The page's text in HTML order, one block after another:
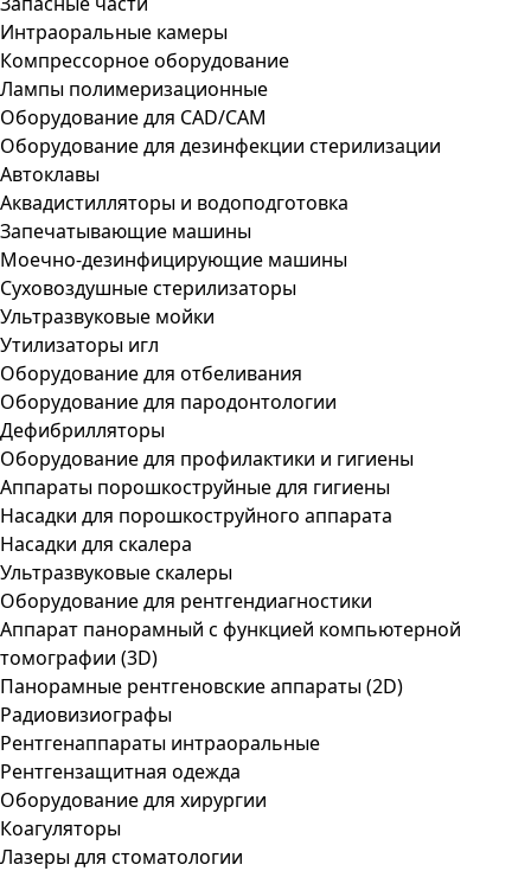
Интраоральные камеры
Компрессорное оборудование
Лампы полимеризационные
Оборудование для CAD/CAM
Оборудование для дезинфекции стерилизации
Автоклавы
Аквадистилляторы и водоподготовка
Запечатывающие машины
Моечно-дезинфицирующие машины
Суховоздушные стерилизаторы
Ультразвуковые мойки
Утилизаторы игл
Оборудование для отбеливания
Оборудование для пародонтологии
Дефибрилляторы
Оборудование для профилактики и гигиены
Аппараты порошкоструйные для гигиены
Насадки для порошкоструйного аппарата
Насадки для скалера
Ультразвуковые скалеры
Оборудование для рентгендиагностики
Аппарат панорамный с функцией компьютерной
томографии (3D)
Панорамные рентгеновские аппараты (2D)
Радиовизиографы
Рентгенаппараты интраоральные
Рентгензащитная одежда
Оборудование для хирургии
Коагуляторы
Лазеры для стоматологии